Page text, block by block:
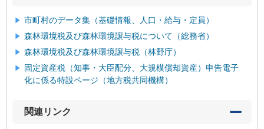
市町村のデータ集（基礎情報、人口・給与・定員）
森林環境税及び森林環境譲与税について（総務省）
森林環境税及び森林環境譲与税（林野庁）
固定資産税（知事・大臣配分、大規模償却資産）申告電子
化に係る特設ページ（地方税共同機構）
関連リンク